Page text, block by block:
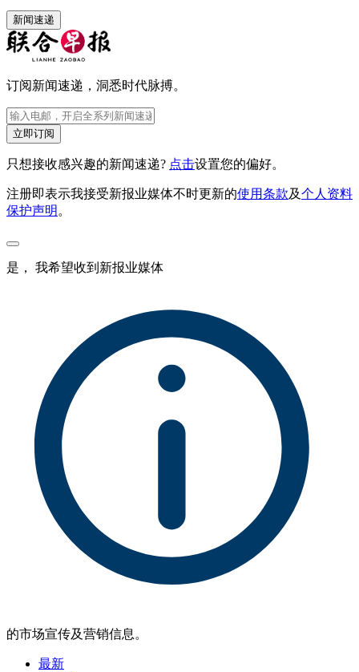
新闻速递
订阅新闻速递，洞悉时代脉搏。
立即订阅
只想接收感兴趣的新闻速递? 点击设置您的偏好。
注册即表示我接受新报业媒体不时更新的使用条款及个人资料
保护声明 。
是， 我希望收到新报业媒体
的市场宣传及营销信息。
最新